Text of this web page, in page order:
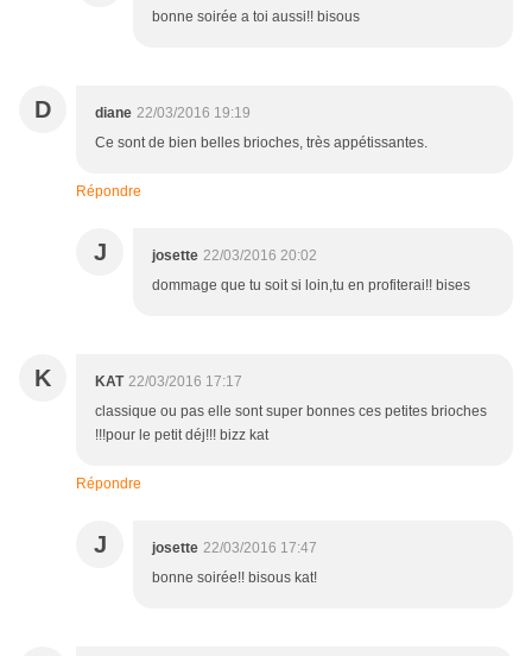
bonne soirée a toi aussi!! bisous
D diane 22/03/2016 19:19
Ce sont de bien belles brioches, très appétissantes.
Répondre
J josette 22/03/2016 20:02
dommage que tu soit si loin,tu en profiterai!! bises
K KAT 22/03/2016 17:17
classique ou pas elle sont super bonnes ces petites brioches
!!!pour le petit déj!!! bizz kat
Répondre
J josette 22/03/2016 17:47
bonne soirée!! bisous kat!